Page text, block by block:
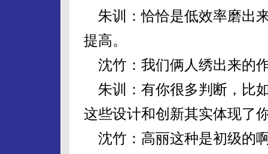
朱训：恰恰是低效率磨出
提高。
沈竹：我们俩人绣出来的
朱训：有你很多判断，比
这些设计和创新其实体现了
沈竹：高丽这种是初级的